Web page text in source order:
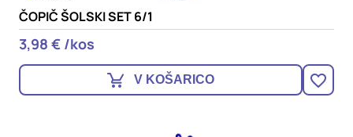
ČOPIČ ŠOLSKI SET 6/1
3,98 € /kos
V KOŠARICO